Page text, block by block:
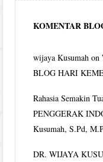
KOMENTAR
wijaya Kusumah on
BLOG HARI
Rahasia Semakin
PENGGERAK
Kusumah, S.Pd,
DR. WIJAYA